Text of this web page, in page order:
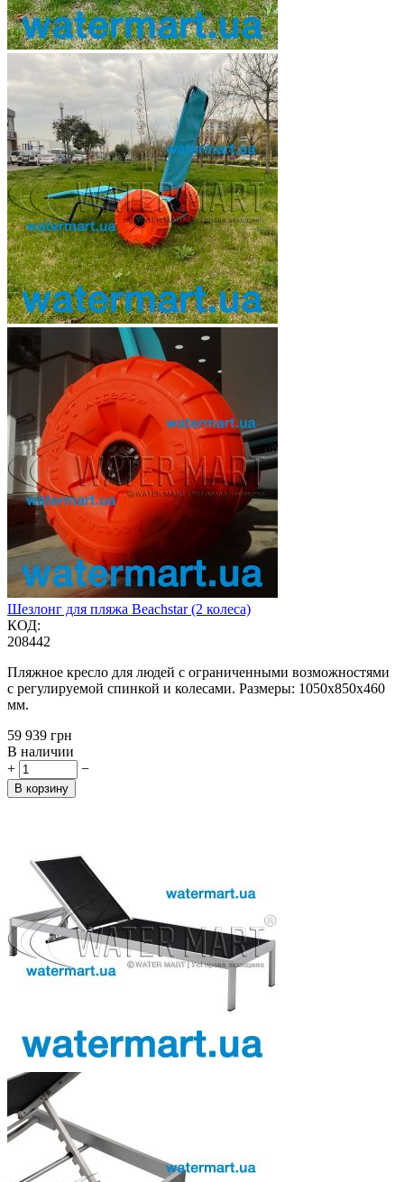
Шезлонг для пляжа Beachstar (2 колеса)
КОД:
208442
Пляжное кресло для людей с ограниченными возможностями
с регулируемой спинкой и колесами. Размеры: 1050х850х460
мм.
‍59 939‍ грн
В наличии
+
−
В корзину